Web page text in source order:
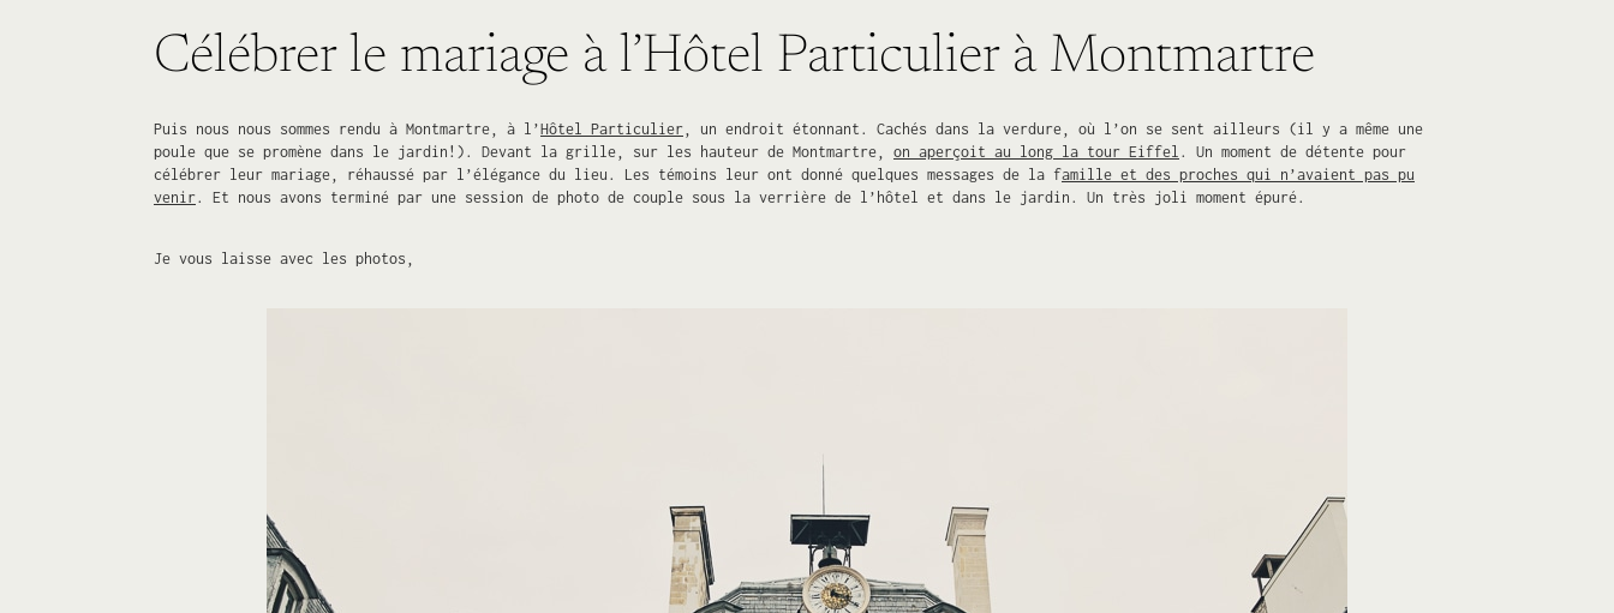
Célébrer le mariage à l’Hôtel Particulier à Montmartre
Puis nous nous sommes rendu à Montmartre, à l’Hôtel Particulier , un endroit étonnant. Cachés dans la verdure, où l’on se sent ailleurs (il y a même une
poule que se promène dans le jardin!). Devant la grille, sur les hauteur de Montmartre, on aperçoit au long la tour Eiffel . Un moment de détente pour
célébrer leur mariage, réhaussé par l’élégance du lieu. Les témoins leur ont donné quelques messages de la famille et des proches qui n’avaient pas pu
venir. Et nous avons terminé par une session de photo de couple sous la verrière de l’hôtel et dans le jardin. Un très joli moment épuré.
Je vous laisse avec les photos,